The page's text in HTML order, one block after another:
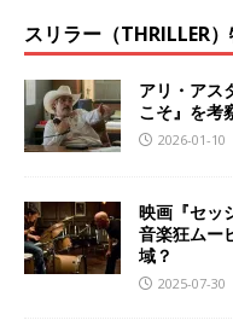
スリラー（THRILLER
アリ・アス
こそ』を考
2026-01-10
映画『セッ
音楽狂ムー
域？
2025-07-30